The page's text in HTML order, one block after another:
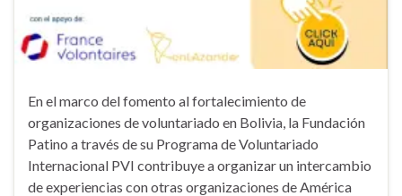
En el marco del fomento al fortalecimiento de
organizaciones de voluntariado en Bolivia, la Fundación
Patino a través de su Programa de Voluntariado
Internacional PVI contribuye a organizar un intercambio
de experiencias con otras organizaciones de América